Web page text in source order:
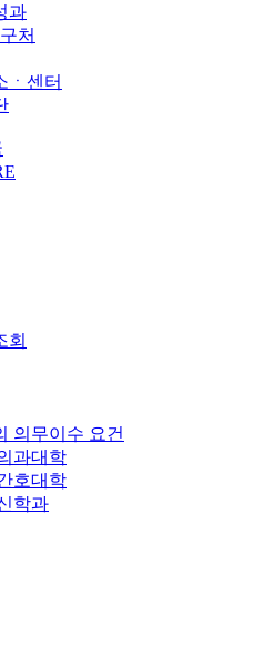
과
처
ㆍ센터
회
의무이수 요건
과대학
호대학
학과